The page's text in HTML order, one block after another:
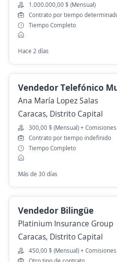
1.000.000,00 $ (Mensual)
Contrato por tiempo
Tiempo Completo
Hace 2 días
Vendedor Telefónico
Ana María Lopez Salas
Caracas, Distrito Capital
300,00 $ (Mensual) + Comisiones
Contrato por tiempo indefinido
Tiempo Completo
Más de 30 días
Vendedor Bilingüe
Platinium Insurance Group
Caracas, Distrito Capital
450,00 $ (Mensual) + Comisiones